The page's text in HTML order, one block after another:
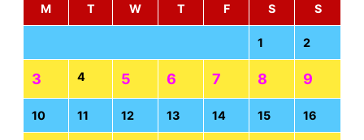
M
T W T F S S
1 2
3 4 5 6 7 8 9
10 11 12 13 14 15 16